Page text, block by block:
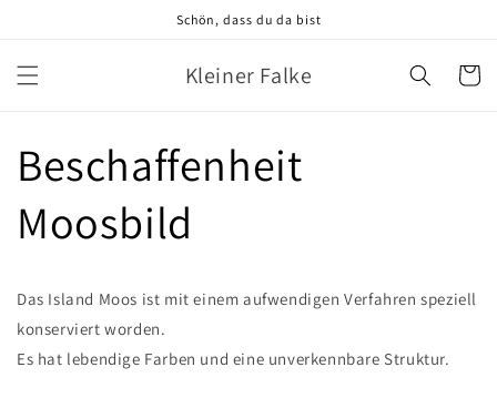
Schön, dass du da bist
Kleiner Falke
Beschaffenheit
Moosbild
Das Island Moos ist mit einem aufwendigen Verfahren speziell
konserviert worden.
Es hat lebendige Farben und eine unverkennbare Struktur.